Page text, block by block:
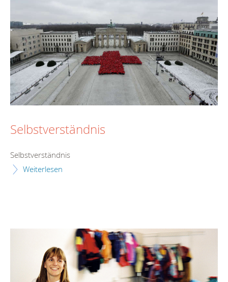
Selbstverständnis
Selbstverständnis
Weiterlesen